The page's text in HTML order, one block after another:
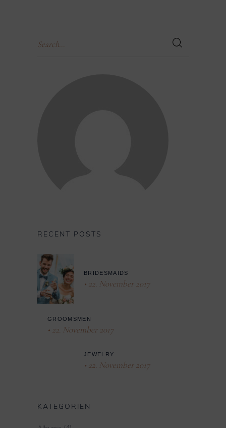
RECENT POSTS
BRIDESMAIDS
22. November 2017
GROOMSMEN
22. November 2017
JEWELRY
22. November 2017
KATEGORIEN